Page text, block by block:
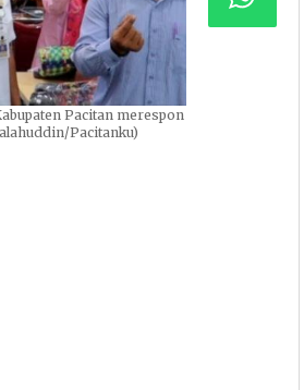
Pacitan merespon
Pacitanku)